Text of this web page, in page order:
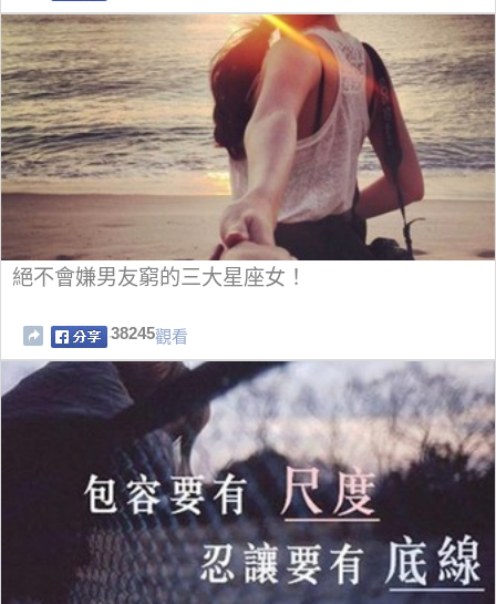
絕不會嫌男友窮的三大星座女！
38245觀看